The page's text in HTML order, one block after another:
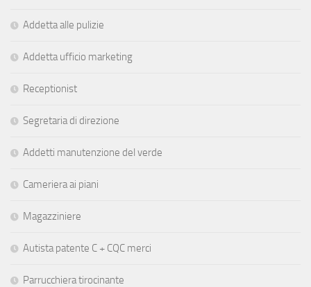
Addetta alle pulizie
Addetta ufficio marketing
Receptionist
Segretaria di direzione
Addetti manutenzione del verde
Cameriera ai piani
Magazziniere
Autista patente C + CQC merci
Parrucchiera tirocinante